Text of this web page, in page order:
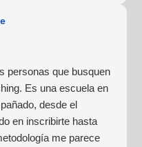
personas que busquen
Es una escuela en
desde el
en inscribirte hasta
me parece